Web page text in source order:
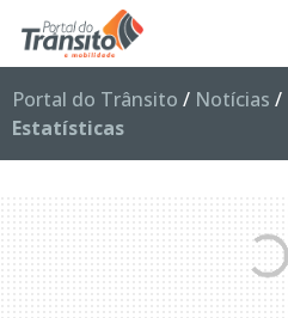
Portal do Trânsito / Notícias /
Estatísticas